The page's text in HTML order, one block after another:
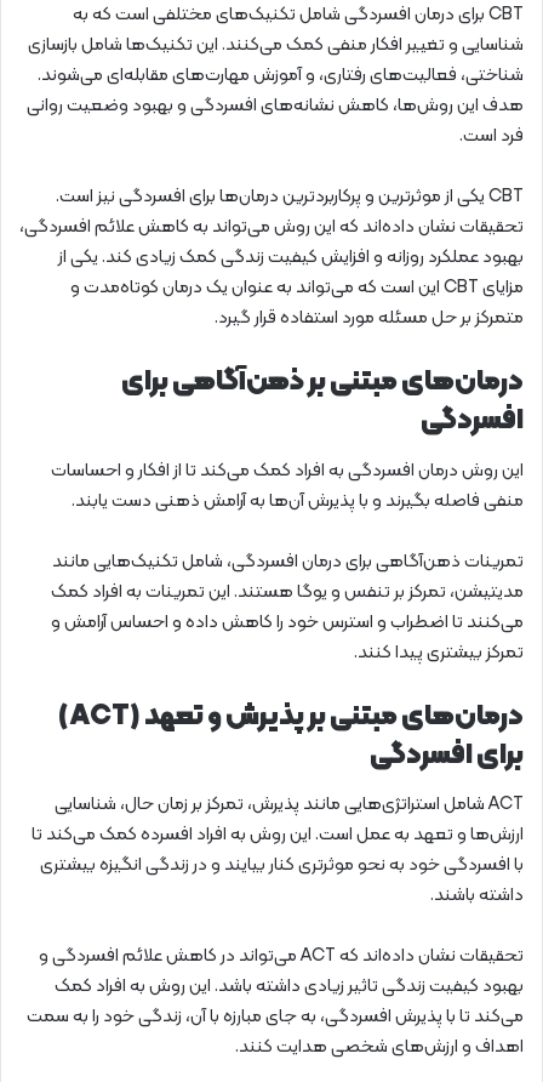
CBT برای درمان افسردگی شامل تکنیک‌های مختلفی است که به
شناسایی و تغییر افکار منفی کمک می‌کنند. این تکنیک‌ها شامل بازسازی
شناختی، فعالیت‌های رفتاری، و آموزش مهارت‌های مقابله‌ای می‌شوند.
هدف این روش‌ها، کاهش نشانه‌های افسردگی و بهبود وضعیت روانی
فرد است.
CBT یکی از موثرترین و پرکاربردترین درمان‌ها برای افسردگی نیز است.
تحقیقات نشان داده‌اند که این روش می‌تواند به کاهش علائم افسردگی،
بهبود عملکرد روزانه و افزایش کیفیت زندگی کمک زیادی کند. یکی از
مزایای CBT این است که می‌تواند به عنوان یک درمان کوتاه‌مدت و
متمرکز بر حل مسئله مورد استفاده قرار گیرد.
درمان‌های مبتنی بر ذهن‌آگاهی برای
افسردگی
این روش درمان افسردگی به افراد کمک می‌کند تا از افکار و احساسات
منفی فاصله بگیرند و با پذیرش آن‌ها به آرامش ذهنی دست یابند.
تمرینات ذهن‌آگاهی برای درمان افسردگی، شامل تکنیک‌هایی مانند
مدیتیشن، تمرکز بر تنفس و یوگا هستند. این تمرینات به افراد کمک
می‌کنند تا اضطراب و استرس خود را کاهش داده و احساس آرامش و
تمرکز بیشتری پیدا کنند.
درمان‌های مبتنی بر پذیرش و تعهد (ACT)
برای افسردگی
ACT شامل استراتژی‌هایی مانند پذیرش، تمرکز بر زمان حال، شناسایی
ارزش‌ها و تعهد به عمل است. این روش به افراد افسرده کمک می‌کند تا
با افسردگی خود به نحو موثرتری کنار بیایند و در زندگی انگیزه بیشتری
داشته باشند.
تحقیقات نشان داده‌اند که ACT می‌تواند در کاهش علائم افسردگی و
بهبود کیفیت زندگی تاثیر زیادی داشته باشد. این روش به افراد کمک
می‌کند تا با پذیرش افسردگی، به جای مبارزه با آن، زندگی خود را به سمت
اهداف و ارزش‌های شخصی هدایت کنند.